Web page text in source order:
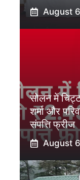
August
सोलन में
शर्मा और
संपत्ति फ्रीज
August